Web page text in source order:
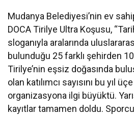
Mudanya Belediyesi’nin ev
DOCA Tirilye Ultra Koşusu,
sloganıyla aralarında
bulunduğu 25 farklı şehirden
Tirilye’nin eşsiz doğasında
olan katılımcı sayısını bu yıl
organizasyona ilgi büyüktü.
kayıtlar tamamen doldu.